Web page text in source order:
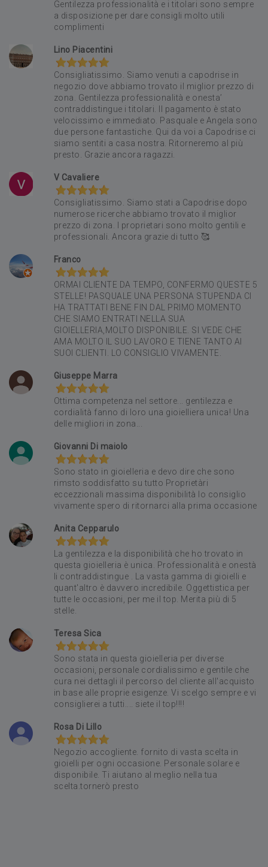
Gentilezza professionalità e i titolari sono sempre
a disposizione per dare consigli molto utili
complimenti
Lino Piacentini
Consigliatissimo. Siamo venuti a capodrise in
negozio dove abbiamo trovato il miglior prezzo di
zona. Gentilezza professionalità e onesta’
contraddistingue i titolari. Il pagamento è stato
velocissimo e immediato. Pasquale e Angela sono
due persone fantastiche. Qui da voi a Capodrise ci
siamo sentiti a casa nostra. Ritorneremo al più
presto. Grazie ancora ragazzi.
V Cavaliere
Consigliatissimo. Siamo stati a Capodrise dopo
numerose ricerche abbiamo trovato il miglior
prezzo di zona. I proprietari sono molto gentili e
professionali. Ancora grazie di tutto 🥰
Franco
ORMAI CLIENTE DA TEMPO, CONFERMO QUESTE 5
STELLE! PASQUALE UNA PERSONA STUPENDA CI
HA TRATTATI BENE FIN DAL PRIMO MOMENTO
CHE SIAMO ENTRATI NELLA SUA
GIOIELLERIA,MOLTO DISPONIBILE. SI VEDE CHE
AMA MOLTO IL SUO LAVORO E TIENE TANTO AI
SUOI CLIENTI. LO CONSIGLIO VIVAMENTE.
Giuseppe Marra
Ottima competenza nel settore... gentilezza e
cordialità fanno di loro una gioielliera unica! Una
delle migliori in zona...
Giovanni Di maiolo
Sono stato in gioielleria e devo dire che sono
rimsto soddisfatto su tutto Proprietàri
eccezzionali massima disponibilità lo consiglio
vivamente spero di ritornarci alla prima occasione
Anita Cepparulo
La gentilezza e la disponibilità che ho trovato in
questa gioielleria è unica. Professionalità e onestà
li contraddistingue . La vasta gamma di gioielli e
quant'altro è davvero incredibile. Oggettistica per
tutte le occasioni, per me il top. Merita più di 5
stelle.
Teresa Sica
Sono stata in questa gioielleria per diverse
occasioni, personale cordialissimo e gentile che
cura nei dettagli il percorso del cliente all'acquisto
in base alle proprie esigenze. Vi scelgo sempre e vi
consiglierei a tutti.... siete il top!!!!
Rosa Di Lillo
Negozio accogliente. fornito di vasta scelta in
gioielli per ogni occasione. Personale solare e
disponibile. Ti aiutano al meglio nella tua
scelta.tornerò presto